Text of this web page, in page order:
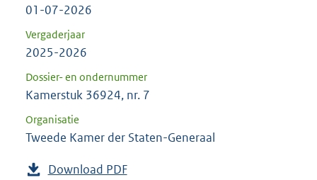
01-07-2026
Vergaderjaar
2025-2026
Dossier- en ondernummer
Kamerstuk 36924, nr. 7
Organisatie
Tweede Kamer der Staten-Generaal
Download PDF